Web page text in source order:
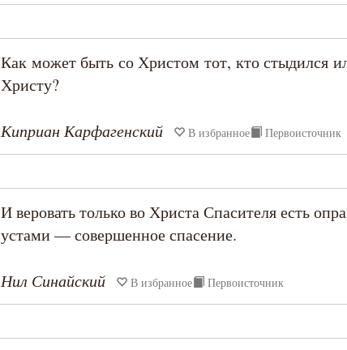
Как может быть со Христом тот, кто стыдился
Христу?
Киприан Карфагенский В избранное Первоисточник
И веровать только во Христа Спасителя есть
устами — совершенное спасение.
Нил Синайский В избранное Первоисточник